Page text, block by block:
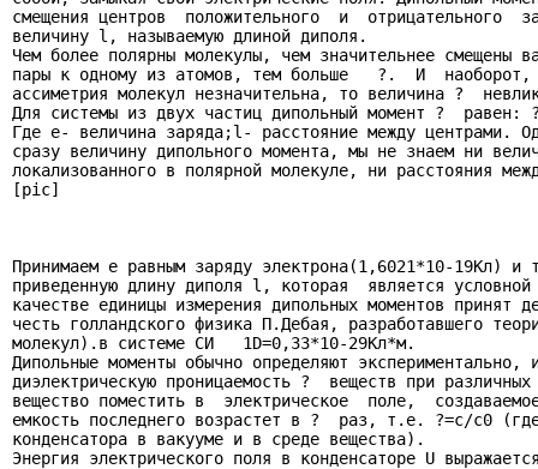
смещения центров  положительного  и  отрицательного
величину l, называемую длиной диполя.
Чем более полярны молекулы, чем значительнее смещены
пары к одному из атомов, тем больше   ?.  И  наоборот,
ассиметрия молекул незначительна, то величина ?
Для системы из двух частиц дипольный момент ?
Где e- величина заряда;l- расстояние между центрами.
сразу величину дипольного момента, мы не знаем ни
локализованного в полярной молекуле, ни расстояния
[pic]
Принимаем e равным заряду электрона(1,6021*10-19Кл) и
приведенную длину диполя l, которая  является
качестве единицы измерения дипольных моментов принят
честь голландского физика П.Дебая, разработавшего
молекул).в системе СИ   1D=0,33*10-29Кл*м.
Дипольные моменты обычно определяют экспериментально,
диэлектрическую проницаемость ?  веществ при
вещество поместить в  электрическое  поле,
емкость последнего возрастет в ?  раз, т.е. ?=c/c0
конденсатора в вакууме и в среде вещества).
Энергия электрического поля в конденсаторе U